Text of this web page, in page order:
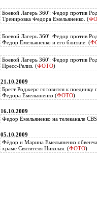
Боевой Лагерь 360': Федор против
Тренировка Федора Емельяненко. (
Боевой Лагерь 360': Федор против
Федор Емельяненко и его близкие. (
Боевой Лагерь 360': Федор против
Пресс-Релиз. (ФОТО)
21.10.2009
Бретт Роджерс готовится к поединку
Федора Емельяненко (ФОТО)
16.10.2009
Федор Емельяненко на телеканале
05.10.2009
Фёдор и Марина Емельяненко
храме Святителя Николая. (ФОТО)